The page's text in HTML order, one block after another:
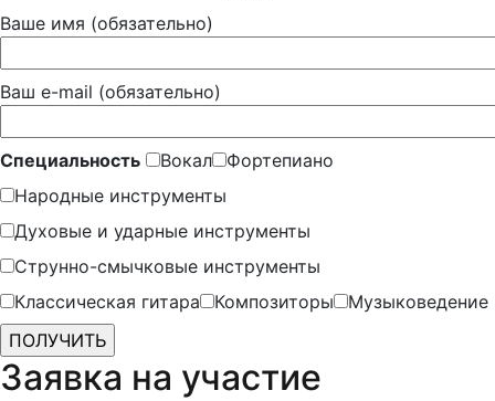
Ваше имя (обязательно)
Ваш e-mail (обязательно)
Специальность Вокал
Фортепиано
Народные инструменты
Духовые и ударные инструменты
Струнно-смычковые инструменты
Классическая гитара
Композиторы Музыковедение
Заявка на участие